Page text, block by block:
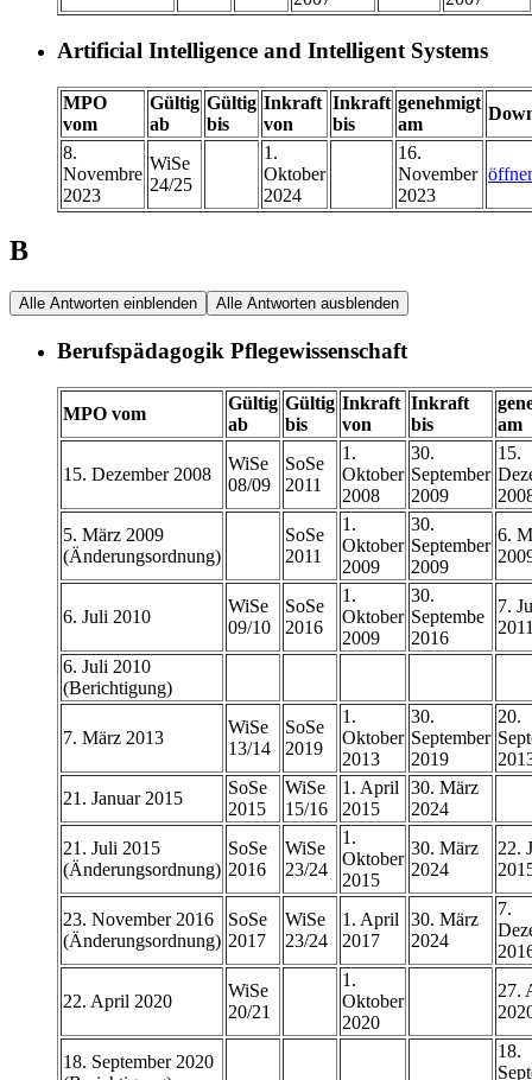
Artificial Intelligence and Intelligent Systems
MPO
vom
Gültig
ab
Gültig
bis
Inkraft
von
Inkraft
bis
genehmigt
am
8.
Novembre
2023
WiSe
24/25
1.
Oktober
2024
16.
November
2023
B
Alle Antworten einblenden Alle Antworten ausblenden
Berufspädagogik Pflegewissenschaft
MPO vom
Gültig
ab
Gültig
bis
Inkraft
von
Inkraft
bis
am
15. Dezember 2008
WiSe
08/09
SoSe
2011
1.
Oktober
2008
30.
September
2009
15.
5. März 2009
(Änderungsordnung)
SoSe
2011
1.
Oktober
2009
30.
September
2009
6.
6. Juli 2010
WiSe
09/10
SoSe
2016
1.
Oktober
2009
30.
Septembe
2016
7.
6. Juli 2010
(Berichtigung)
7. März 2013
WiSe
13/14
SoSe
2019
1.
Oktober
2013
30.
September
2019
20.
21. Januar 2015
SoSe
2015
WiSe
15/16
1. April
2015
30. März
2024
21. Juli 2015
(Änderungsordnung)
SoSe
2016
WiSe
23/24
1.
Oktober
2015
30. März
2024
22.
23. November 2016
(Änderungsordnung)
SoSe
2017
WiSe
23/24
1. April
2017
30. März
2024
7.
22. April 2020
WiSe
20/21
1.
Oktober
2020
27.
18. September 2020
18.